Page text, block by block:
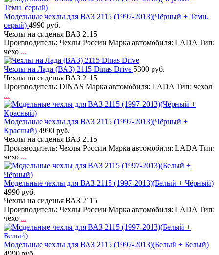
Модельные чехлы для ВАЗ 2115 (1997-2013)(Чёрный + Темн.
серый) 4990 руб.
Чехлы на сиденья ВАЗ 2115
Производитель: Чехлы России Марка автомобиля: LADA Тип:
чехо ...
Чехлы на Лада (ВАЗ) 2115 Dinas Drive 5300 руб.
Чехлы на сиденья ВАЗ 2115
Производитель: DINAS Марка автомобиля: LADA Тип: чехол
...
Модельные чехлы для ВАЗ 2115 (1997-2013)(Чёрный +
Красный) 4990 руб.
Чехлы на сиденья ВАЗ 2115
Производитель: Чехлы России Марка автомобиля: LADA Тип:
чехо ...
Модельные чехлы для ВАЗ 2115 (1997-2013)(Белый + Чёрный)
4990 руб.
Чехлы на сиденья ВАЗ 2115
Производитель: Чехлы России Марка автомобиля: LADA Тип:
чехо ...
Модельные чехлы для ВАЗ 2115 (1997-2013)(Белый + Белый)
4990 руб.